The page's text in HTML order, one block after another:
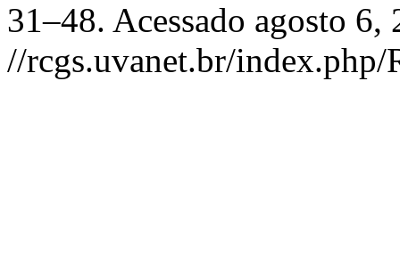
31–48. Acessado agosto 6,
//rcgs.uvanet.br/